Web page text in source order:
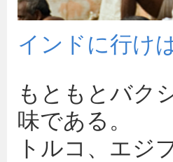
インドに行け
もともとバク
味である。
トルコ、エジ